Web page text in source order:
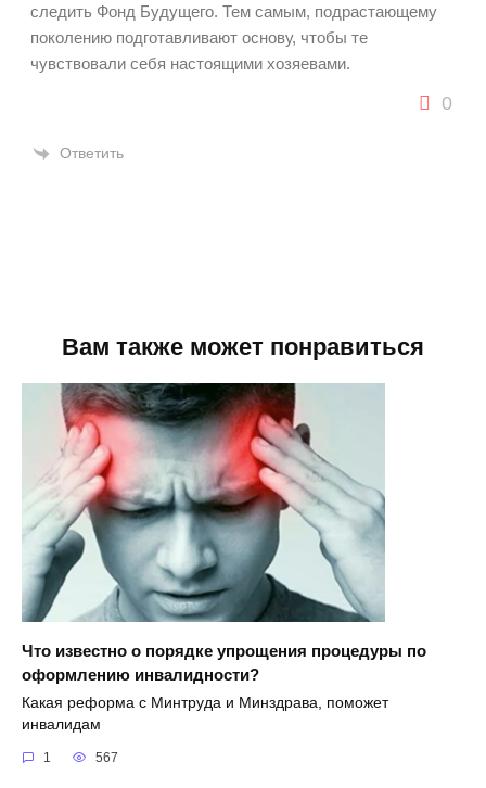
следить Фонд Будущего. Тем самым, подрастающему
поколению подготавливают основу, чтобы те
чувствовали себя настоящими хозяевами.
0
Ответить
Вам также может понравиться
Что известно о порядке упрощения процедуры по
оформлению инвалидности?
Какая реформа с Минтруда и Минздрава, поможет
инвалидам
1 567